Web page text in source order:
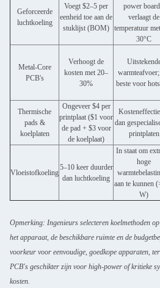
Geforceerde
luchtkoeling
Voegt $2–5 per
eenheid toe aan de
stuklijst (BOM)
power
verlaagt de
temperatuur
30°C
Metal-Core
PCB's
Verhoogt de
kosten met 20–
30%
beste voor
Thermische
pads &
koelplaten
Ongeveer $4 per
printplaat ($1 voor
de pad + $3 voor
de koelplaat)
dan
printplaten
Vloeistofkoeling
5–10 keer duurder
dan luchtkoeling
In staat om
hoge
aan te kunnen
W)
Opmerking: Ingenieurs selecteren koelmethoden
het apparaat, de beschikbare ruimte en de
voorkeur voor eenvoudige, goedkope apparaten,
PCB's geschikter zijn voor high-power of kritieke
kosten.